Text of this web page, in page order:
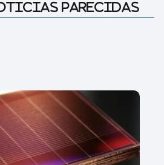
parecidas